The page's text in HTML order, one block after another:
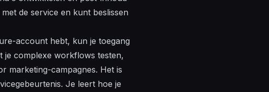
de service en kunt beslissen
account hebt, kun je toegang
je complexe workflows testen,
marketing-campagnes. Het is
Je leert hoe je